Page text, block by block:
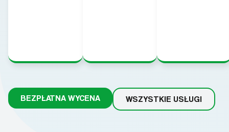
BEZPŁATNA WYCENA WSZYSTKIE USŁUGI